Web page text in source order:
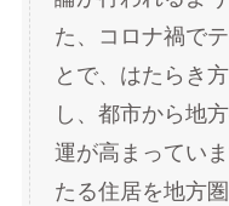
た、コロナ禍で
とで、はたらき
し、都市から地
運が高まってい
たる住居を地方